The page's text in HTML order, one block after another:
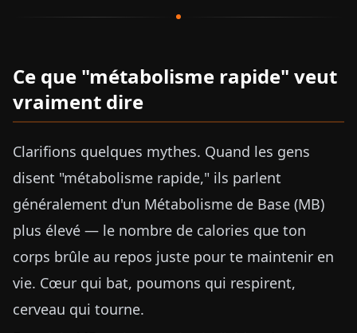
Ce que "métabolisme rapide" veut
vraiment dire
Clarifions quelques mythes. Quand les gens
disent "métabolisme rapide," ils parlent
généralement d'un Métabolisme de Base (MB)
plus élevé — le nombre de calories que ton
corps brûle au repos juste pour te maintenir en
vie. Cœur qui bat, poumons qui respirent,
cerveau qui tourne.